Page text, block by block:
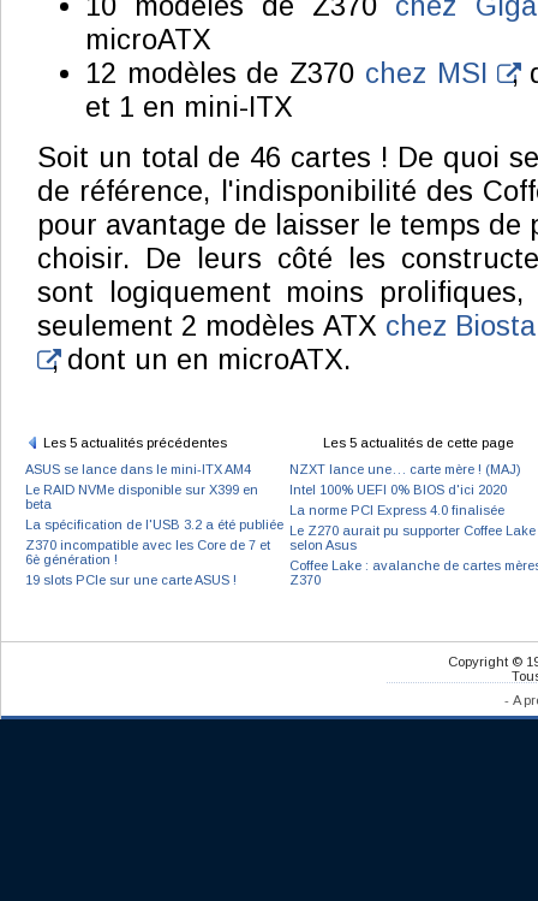
microATX
12 modèles de Z370 chez MSI ,
et 1 en mini-ITX
Soit un total de 46 cartes ! De quoi
de référence, l'indisponibilité des
pour avantage de laisser le temps de
choisir. De leurs côté les
sont logiquement moins
seulement 2 modèles ATX chez
, dont un en microATX.
Les 5 actualités précédentes
ASUS se lance dans le mini-ITX AM4
Le RAID NVMe disponible sur X399 en
beta
La spécification de l'USB 3.2 a été publiée
Z370 incompatible avec les Core de 7 et
6è génération !
19 slots PCIe sur une carte ASUS !
Les 5 actualités de cette page
NZXT lance une… carte mère ! (MAJ)
Intel 100% UEFI 0% BIOS d'ici 2020
La norme PCI Express 4.0 finalisée
Le Z270 aurait pu supporter Coffee Lake
selon Asus
Coffee Lake : avalanche de cartes
Z370
Copyright ©
- A